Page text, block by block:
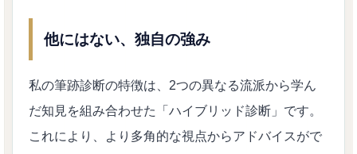
他にはない、独自の強み
私の筆跡診断の特徴は、2つの異なる流派から学ん
だ知見を組み合わせた「ハイブリッド診断」です。
これにより、より多角的な視点からアドバイスがで